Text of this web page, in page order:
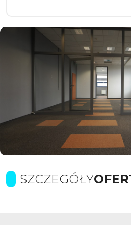
SZCZEGÓŁY